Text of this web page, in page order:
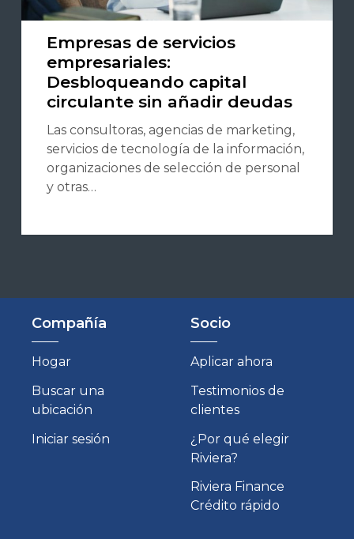
Empresas de servicios
empresariales:
Desbloqueando capital
circulante sin añadir deudas
Las consultoras, agencias de marketing,
servicios de tecnología de la información,
organizaciones de selección de personal
y otras…
Compañía
Hogar
Buscar una
ubicación
Iniciar sesión
Socio
Aplicar ahora
Testimonios de
clientes
¿Por qué elegir
Riviera?
Riviera Finance
Crédito rápido